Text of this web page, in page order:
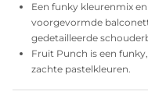
Een funky kleurenmix
voorgevormde
gedetailleerde
Fruit Punch is een
zachte pastelkleuren.